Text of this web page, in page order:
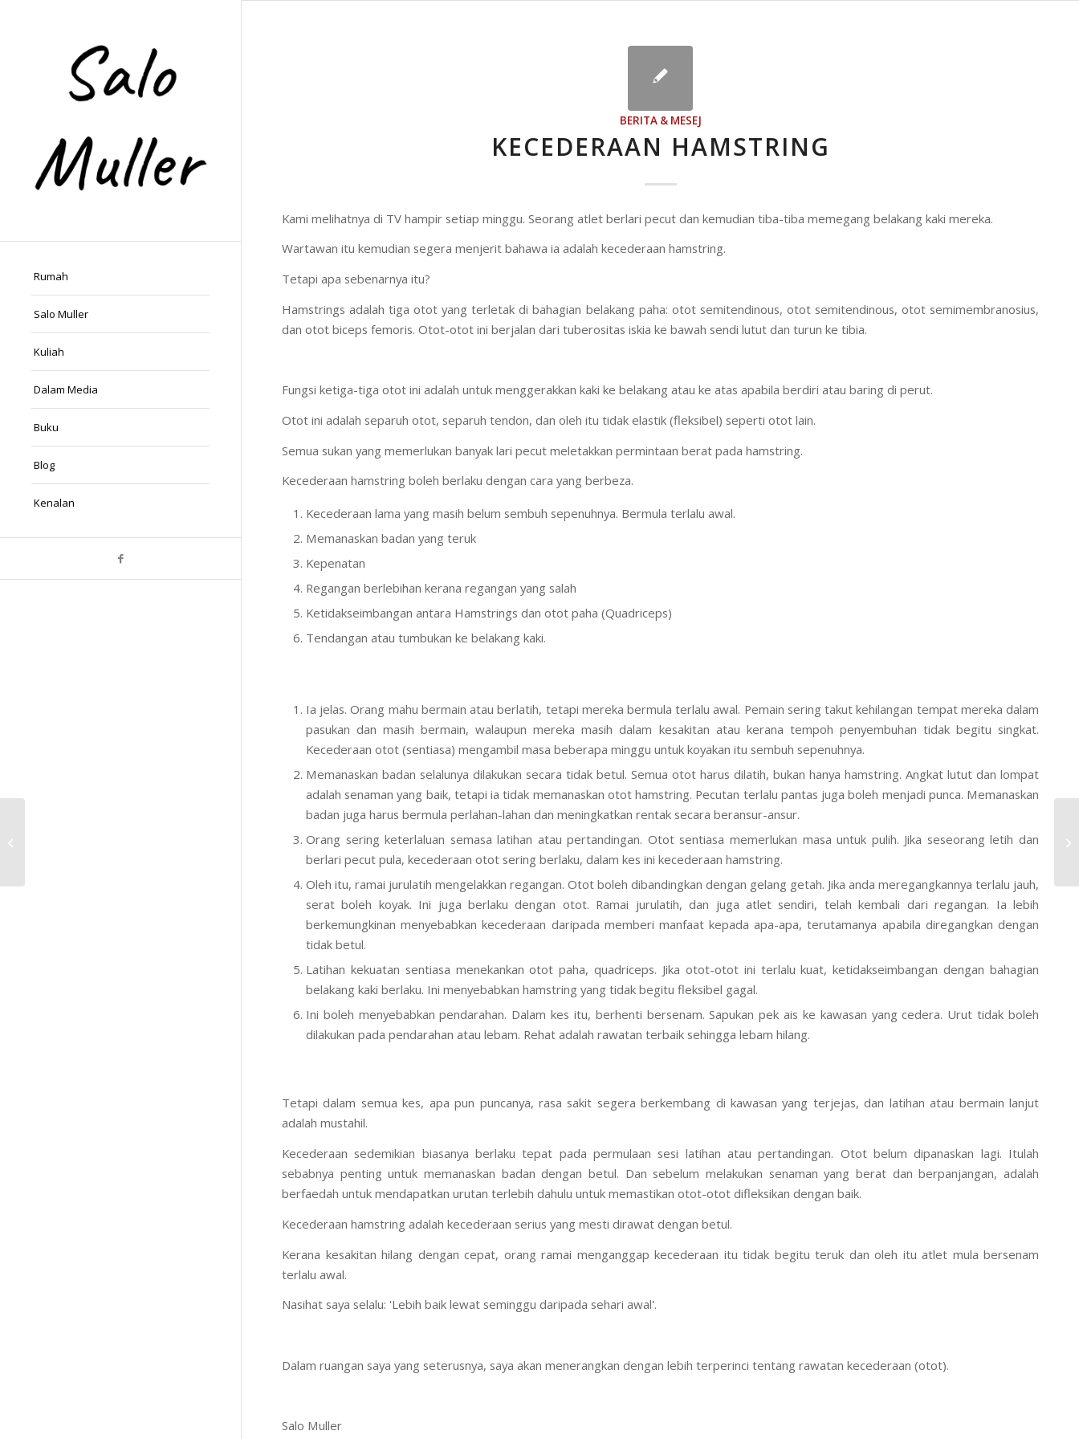
Rumah
Salo Muller
Kuliah
Dalam Media
Buku
Blog
Kenalan
BERITA & MESEJ
KECEDERAAN HAMSTRING
Kami melihatnya di TV hampir setiap minggu. Seorang atlet berlari pecut dan kemudian tiba-tiba memegang belakang kaki mereka.
Wartawan itu kemudian segera menjerit bahawa ia adalah kecederaan hamstring.
Tetapi apa sebenarnya itu?
Hamstrings adalah tiga otot yang terletak di bahagian belakang paha: otot semitendinous, otot semitendinous, otot semimembranosius,
dan otot biceps femoris. Otot-otot ini berjalan dari tuberositas iskia ke bawah sendi lutut dan turun ke tibia.
Fungsi ketiga-tiga otot ini adalah untuk menggerakkan kaki ke belakang atau ke atas apabila berdiri atau baring di perut.
Otot ini adalah separuh otot, separuh tendon, dan oleh itu tidak elastik (fleksibel) seperti otot lain.
Semua sukan yang memerlukan banyak lari pecut meletakkan permintaan berat pada hamstring.
Kecederaan hamstring boleh berlaku dengan cara yang berbeza.
Kecederaan lama yang masih belum sembuh sepenuhnya. Bermula terlalu awal.
Memanaskan badan yang teruk
Kepenatan
Regangan berlebihan kerana regangan yang salah
Ketidakseimbangan antara Hamstrings dan otot paha (Quadriceps)
Tendangan atau tumbukan ke belakang kaki.
Ia jelas. Orang mahu bermain atau berlatih, tetapi mereka bermula terlalu awal. Pemain sering takut kehilangan tempat mereka dalam
pasukan dan masih bermain, walaupun mereka masih dalam kesakitan atau kerana tempoh penyembuhan tidak begitu singkat.
Kecederaan otot (sentiasa) mengambil masa beberapa minggu untuk koyakan itu sembuh sepenuhnya.
Memanaskan badan selalunya dilakukan secara tidak betul. Semua otot harus dilatih, bukan hanya hamstring. Angkat lutut dan lompat
adalah senaman yang baik, tetapi ia tidak memanaskan otot hamstring. Pecutan terlalu pantas juga boleh menjadi punca. Memanaskan
badan juga harus bermula perlahan-lahan dan meningkatkan rentak secara beransur-ansur.
Orang sering keterlaluan semasa latihan atau pertandingan. Otot sentiasa memerlukan masa untuk pulih. Jika seseorang letih dan
berlari pecut pula, kecederaan otot sering berlaku, dalam kes ini kecederaan hamstring.
Oleh itu, ramai jurulatih mengelakkan regangan. Otot boleh dibandingkan dengan gelang getah. Jika anda meregangkannya terlalu jauh,
serat boleh koyak. Ini juga berlaku dengan otot. Ramai jurulatih, dan juga atlet sendiri, telah kembali dari regangan. Ia lebih
berkemungkinan menyebabkan kecederaan daripada memberi manfaat kepada apa-apa, terutamanya apabila diregangkan dengan
tidak betul.
Latihan kekuatan sentiasa menekankan otot paha, quadriceps. Jika otot-otot ini terlalu kuat, ketidakseimbangan dengan bahagian
belakang kaki berlaku. Ini menyebabkan hamstring yang tidak begitu fleksibel gagal.
Ini boleh menyebabkan pendarahan. Dalam kes itu, berhenti bersenam. Sapukan pek ais ke kawasan yang cedera. Urut tidak boleh
dilakukan pada pendarahan atau lebam. Rehat adalah rawatan terbaik sehingga lebam hilang.
Tetapi dalam semua kes, apa pun puncanya, rasa sakit segera berkembang di kawasan yang terjejas, dan latihan atau bermain lanjut
adalah mustahil.
Kecederaan sedemikian biasanya berlaku tepat pada permulaan sesi latihan atau pertandingan. Otot belum dipanaskan lagi. Itulah
sebabnya penting untuk memanaskan badan dengan betul. Dan sebelum melakukan senaman yang berat dan berpanjangan, adalah
berfaedah untuk mendapatkan urutan terlebih dahulu untuk memastikan otot-otot difleksikan dengan baik.
Kecederaan hamstring adalah kecederaan serius yang mesti dirawat dengan betul.
Kerana kesakitan hilang dengan cepat, orang ramai menganggap kecederaan itu tidak begitu teruk dan oleh itu atlet mula bersenam
terlalu awal.
Nasihat saya selalu: 'Lebih baik lewat seminggu daripada sehari awal'.
Dalam ruangan saya yang seterusnya, saya akan menerangkan dengan lebih terperinci tentang rawatan kecederaan (otot).
Salo Muller